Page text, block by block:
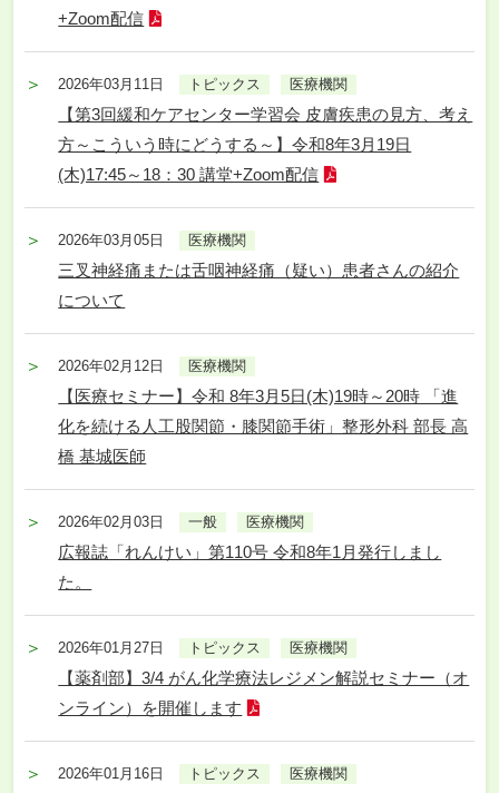
+Zoom配信
2026年03月11日 トピックス 医療機関
【第3回緩和ケアセンター学習会 皮膚疾患の見方、考え
方～こういう時にどうする～】令和8年3月19日
(木)17:45～18：30 講堂+Zoom配信
2026年03月05日 医療機関
三叉神経痛または舌咽神経痛（疑い）患者さんの紹介
について
2026年02月12日 医療機関
【医療セミナー】令和 8年3月5日(木)19時～20時 「進
化を続ける人工股関節・膝関節手術」整形外科 部長 高
橋 基城医師
2026年02月03日 一般 医療機関
広報誌「れんけい」第110号 令和8年1月発行しまし
た。
2026年01月27日 トピックス 医療機関
【薬剤部】3/4 がん化学療法レジメン解説セミナー（オ
ンライン）を開催します
2026年01月16日 トピックス 医療機関